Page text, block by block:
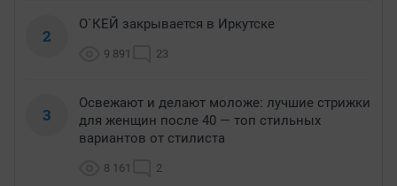
2
О`КЕЙ закрывается в Иркутске
9 891 23
3
Освежают и делают моложе: лучшие стрижки
для женщин после 40 — топ стильных
вариантов от стилиста
8 161 2